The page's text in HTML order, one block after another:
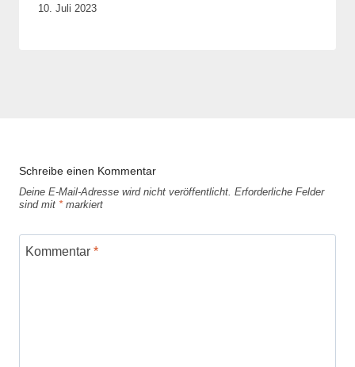
Von
10. Juli 2023
Schreibe einen Kommentar
Deine E-Mail-Adresse wird nicht veröffentlicht. Erforderliche Felder
sind mit *markiert
Kommentar *